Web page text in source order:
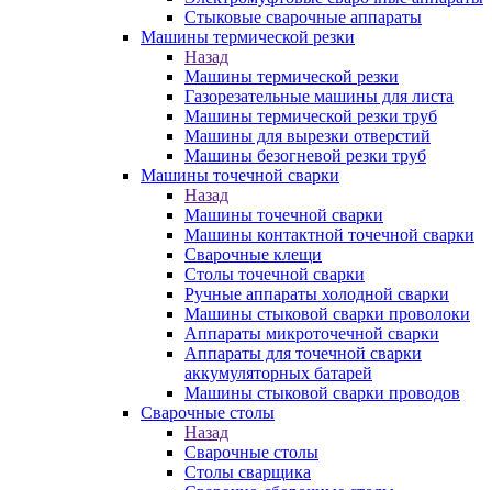
Стыковые сварочные аппараты
Машины термической резки
Назад
Машины термической резки
Газорезательные машины для листа
Машины термической резки труб
Машины для вырезки отверстий
Машины безогневой резки труб
Машины точечной сварки
Назад
Машины точечной сварки
Машины контактной точечной сварки
Сварочные клещи
Столы точечной сварки
Ручные аппараты холодной сварки
Машины стыковой сварки проволоки
Аппараты микроточечной сварки
Аппараты для точечной сварки
аккумуляторных батарей
Машины стыковой сварки проводов
Сварочные столы
Назад
Сварочные столы
Столы сварщика